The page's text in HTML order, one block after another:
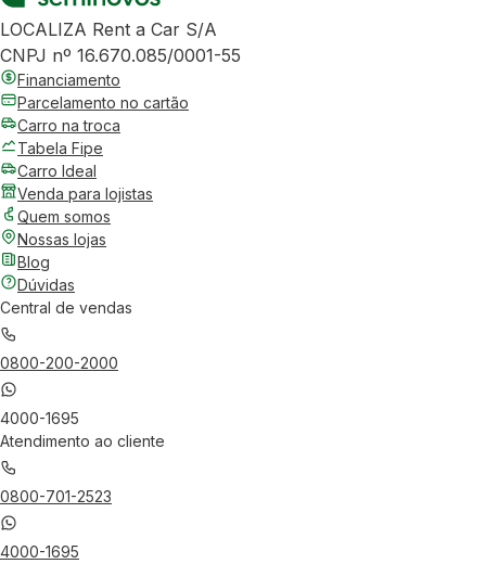
LOCALIZA Rent a Car S/A
CNPJ nº 16.670.085/0001-55
Financiamento
Parcelamento no cartão
Carro na troca
Tabela Fipe
Carro Ideal
Venda para lojistas
Quem somos
Nossas lojas
Blog
Dúvidas
Central de vendas
0800-200-2000
4000-1695
Atendimento ao cliente
0800-701-2523
4000-1695